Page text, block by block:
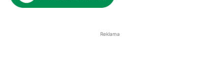
Reklama